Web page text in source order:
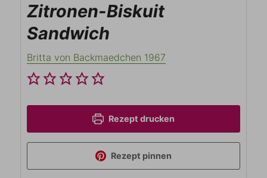
Zitronen-Biskuit
Sandwich
Britta von Backmaedchen 1967
Rezept drucken
Rezept pinnen